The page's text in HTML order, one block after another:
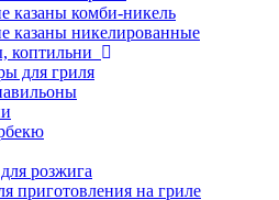
казаны комби-никель
казаны никелированные
коптильни
для гриля
розжига
приготовления на гриле